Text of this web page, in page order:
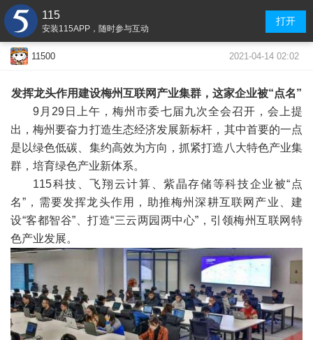
115
安装115APP，随时参与互动
打开
11500 2021-04-14 02:02
发挥龙头作用建设梅州互联网产业集群，这家企业被“点名”
9月29日上午，梅州市委七届九次全会召开，会上提
出，梅州要奋力打造生态经济发展新标杆，其中首要的一点
是以绿色低碳、集约高效为方向，抓紧打造八大特色产业集
群，培育绿色产业新体系。
115科技、飞翔云计算、紫晶存储等科技企业被“点
名”，需要发挥龙头作用，助推梅州深耕互联网产业、建
设“客都智谷”、打造“三云两园两中心”，引领梅州互联网特
色产业发展。